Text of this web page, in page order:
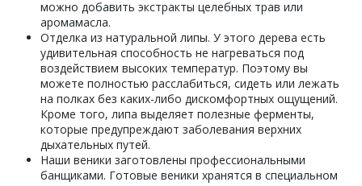
можно добавить экстракты целебных трав или
аромамасла.
Отделка из натуральной липы. У этого дерева есть
удивительная способность не нагреваться под
воздействием высоких температур. Поэтому вы
можете полностью расслабиться, сидеть или лежать
на полках без каких-либо дискомфортных ощущений.
Кроме того, липа выделяет полезные ферменты,
которые предупреждают заболевания верхних
дыхательных путей.
Наши веники заготовлены профессиональными
банщиками. Готовые веники хранятся в специальном